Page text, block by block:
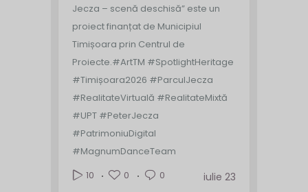
Jecza – scenă deschisă” este un
proiect finanțat de Municipiul
Timișoara prin Centrul de
Proiecte.#ArtTM #SpotlightHeritage
#Timișoara2026 #ParculJecza
#RealitateVirtuală #RealitateMixtă
#UPT #PeterJecza
#PatrimoniuDigital
#MagnumDanceTeam
10
0 0 iulie 23